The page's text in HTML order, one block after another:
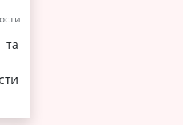
та